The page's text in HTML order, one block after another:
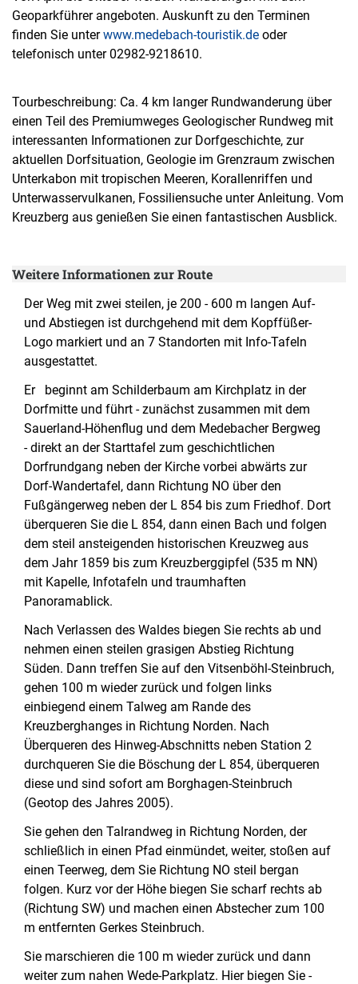
Geoparkführer angeboten. Auskunft zu den Terminen
finden Sie unterwww.medebach-touristik.de oder
telefonisch unter 02982-9218610.
Tourbeschreibung: Ca. 4 km langer Rundwanderung über
einen Teil des Premiumweges Geologischer Rundweg mit
interessanten Informationen zur Dorfgeschichte, zur
aktuellen Dorfsituation, Geologie im Grenzraum zwischen
Unterkabon mit tropischen Meeren, Korallenriffen und
Unterwasservulkanen, Fossiliensuche unter Anleitung. Vom
Kreuzberg aus genießen Sie einen fantastischen Ausblick.
Weitere Informationen zur Route
Der Weg mit zwei steilen, je 200 - 600 m langen Auf-
und Abstiegen ist durchgehend mit dem Kopffüßer-
Logo markiert und an 7 Standorten mit Info-Tafeln
ausgestattet.
Er beginnt am Schilderbaum am Kirchplatz in der
Dorfmitte und führt - zunächst zusammen mit dem
Sauerland-Höhenflug und dem Medebacher Bergweg
- direkt an der Starttafel zum geschichtlichen
Dorfrundgang neben der Kirche vorbei abwärts zur
Dorf-Wandertafel, dann Richtung NO über den
Fußgängerweg neben der L 854 bis zum Friedhof. Dort
überqueren Sie die L 854, dann einen Bach und folgen
dem steil ansteigenden historischen Kreuzweg aus
dem Jahr 1859 bis zum Kreuzberggipfel (535 m NN)
mit Kapelle, Infotafeln und traumhaften
Panoramablick.
Nach Verlassen des Waldes biegen Sie rechts ab und
nehmen einen steilen grasigen Abstieg Richtung
Süden. Dann treffen Sie auf den Vitsenböhl-Steinbruch,
gehen 100 m wieder zurück und folgen links
einbiegend einem Talweg am Rande des
Kreuzberghanges in Richtung Norden. Nach
Überqueren des Hinweg-Abschnitts neben Station 2
durchqueren Sie die Böschung der L 854, überqueren
diese und sind sofort am Borghagen-Steinbruch
(Geotop des Jahres 2005).
Sie gehen den Talrandweg in Richtung Norden, der
schließlich in einen Pfad einmündet, weiter, stoßen auf
einen Teerweg, dem Sie Richtung NO steil bergan
folgen. Kurz vor der Höhe biegen Sie scharf rechts ab
(Richtung SW) und machen einen Abstecher zum 100
m entfernten Gerkes Steinbruch.
Sie marschieren die 100 m wieder zurück und dann
weiter zum nahen Wede-Parkplatz. Hier biegen Sie -